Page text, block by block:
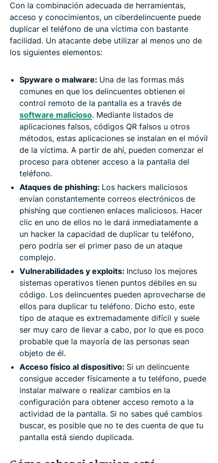
Con la combinación adecuada de herramientas,
acceso y conocimientos, un ciberdelincuente puede
duplicar el teléfono de una víctima con bastante
facilidad. Un atacante debe utilizar al menos uno de
los siguientes elementos:
Spyware o malware: Una de las formas más
comunes en que los delincuentes obtienen el
control remoto de la pantalla es a través de
software malicioso. Mediante listados de
aplicaciones falsos, códigos QR falsos u otros
métodos, estas aplicaciones se instalan en el móvil
de la víctima. A partir de ahí, pueden comenzar el
proceso para obtener acceso a la pantalla del
teléfono.
Ataques de phishing: Los hackers maliciosos
envían constantemente correos electrónicos de
phishing que contienen enlaces maliciosos. Hacer
clic en uno de ellos no le dará inmediatamente a
un hacker la capacidad de duplicar tu teléfono,
pero podría ser el primer paso de un ataque
complejo.
Vulnerabilidades y exploits: Incluso los mejores
sistemas operativos tienen puntos débiles en su
código. Los delincuentes pueden aprovecharse de
ellos para duplicar tu teléfono. Dicho esto, este
tipo de ataque es extremadamente difícil y suele
ser muy caro de llevar a cabo, por lo que es poco
probable que la mayoría de las personas sean
objeto de él.
Acceso físico al dispositivo: Si un delincuente
consigue acceder físicamente a tu teléfono, puede
instalar malware o realizar cambios en la
configuración para obtener acceso remoto a la
actividad de la pantalla. Si no sabes qué cambios
buscar, es posible que no te des cuenta de que tu
pantalla está siendo duplicada.